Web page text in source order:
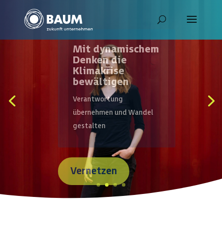
Mit dynamischem
Denken die
Klimakrise
bewältigen
Verantwortung
übernehmen und Wandel
Vernetzen